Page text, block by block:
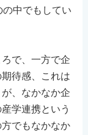
中でもしてい
で、一方で企
待感、これは
、なかなか企
学連携という
でもなかなか